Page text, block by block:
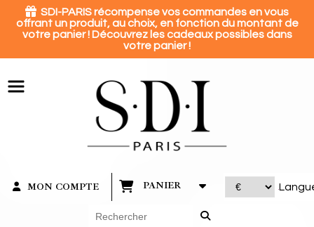
 SDI-PARIS récompense vos commandes en vous
offrant un produit, au choix, en fonction du montant de
votre panier ! Découvrez les cadeaux possibles dans
votre panier !
MON COMPTE PANIER
Panneau de gestion des cookies